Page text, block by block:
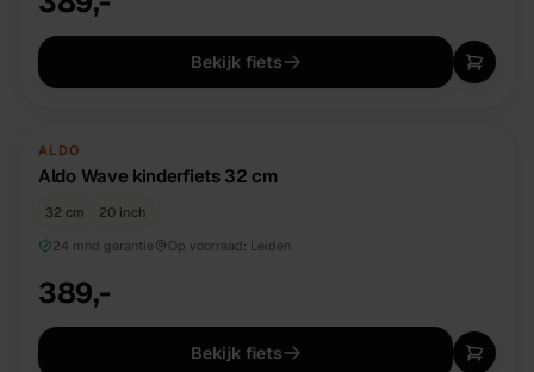
Bekijk fiets
NIEUW
ALDO
Aldo Wave kinderfiets 32 cm
32 cm
20 inch
24 mnd garantie
Op voorraad: Leiden
389,-
Bekijk fiets